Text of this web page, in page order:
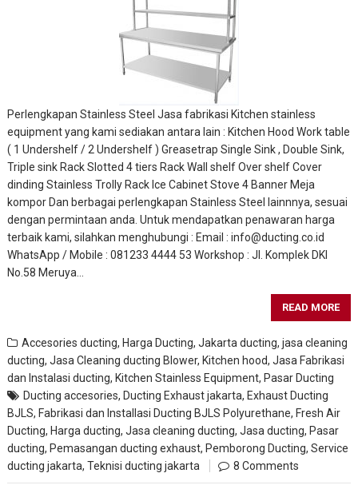
Perlengkapan Stainless Steel Jasa fabrikasi Kitchen stainless
equipment yang kami sediakan antara lain : Kitchen Hood Work table
( 1 Undershelf / 2 Undershelf ) Greasetrap Single Sink , Double Sink,
Triple sink Rack Slotted 4 tiers Rack Wall shelf Over shelf Cover
dinding Stainless Trolly Rack Ice Cabinet Stove 4 Banner Meja
kompor Dan berbagai perlengkapan Stainless Steel lainnnya, sesuai
dengan permintaan anda. Untuk mendapatkan penawaran harga
terbaik kami, silahkan menghubungi : Email : info@ducting.co.id
WhatsApp / Mobile : 081233 4444 53 Workshop : Jl. Komplek DKI
No.58 Meruya…
READ MORE
Accesories ducting,Harga Ducting,Jakarta ducting,jasa cleaning
ducting,Jasa Cleaning ducting Blower, Kitchen hood,Jasa Fabrikasi
dan Instalasi ducting,Kitchen Stainless Equipment,Pasar Ducting
Ducting accesories,Ducting Exhaust jakarta,Exhaust Ducting
BJLS,Fabrikasi dan Installasi Ducting BJLS Polyurethane,Fresh Air
Ducting,Harga ducting,Jasa cleaning ducting,Jasa ducting,Pasar
ducting,Pemasangan ducting exhaust,Pemborong Ducting,Service
ducting jakarta,Teknisi ducting jakarta 8 Comments